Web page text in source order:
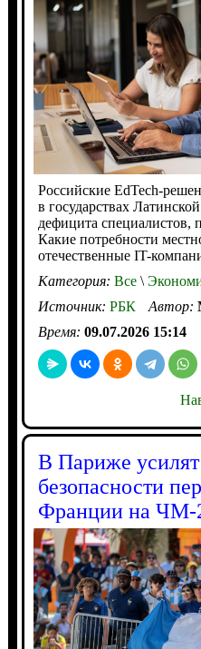
Российские EdTech-
в государствах
дефицита
Какие потребности
отечественные IT-
Категория: Все\
Источник: РБК Автор:
Время: 09.07.2026 15:14
В Париже
безопасности
Франции на ЧМ-